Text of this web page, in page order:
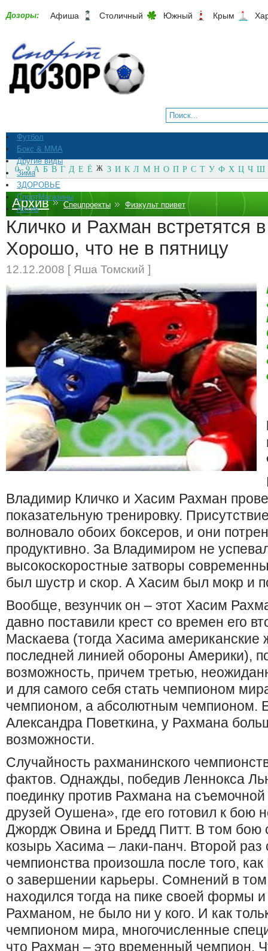
Дозоры: Афиша Столичный Южный Крым
Футбол
Бокс & ММА
Другие виды
Зима
ЗДОРОВЬЕ
СпортМагазины
Архив
0 - 9 А Б В Г Д Е Ё Ж З И К Л М Н О П Р С Т У Ф Х Ц Ч Ш
Архив Спецпроекты Физкульт привет
Кличко и Рахман встретятся
Хорошо, что не в пятницу
12.12.2008 [ Яша Томский ]
Владимир Кличко и Хасим Рахман
показательную тренировку.
волновало обоих боксеров, и они
продуктивно. За Владимиром не
высокоскоростные затворы
был шустр и скор. А Хасим был мокр и
Вообще, везунчик он – этот Хасим
давно поставили крест со времен его
Маскаева (тогда Хасима американские
последней линией обороны Америки),
возможность, причем третью,
и для самого себя стать чемпионом
чемпионом, а абсолютным чемпионом.
Александра Поветкина, у Рахмана
возможности.
Случайность рахманинского
фактов. Однажды, победив Леннокса
поединку против Рахмана на
друзей Оушена», где его готовил к бою
Джордж Овина и Бредд Питт. В том бою
козырь Хасима – лаки-панч. Второй раз
чемпионства произошла после того,
о завершении карьеры. Сомнений в
находился тогда на пике своей формы
Рахманом, не было ни у кого. И как
чемпионом мира, многочисленные
что Рахман – это временный чемпион.